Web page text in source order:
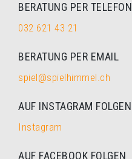
BERATUNG PER TELEFON
032 621 43 21
BERATUNG PER EMAIL
spiel@spielhimmel.ch
AUF INSTAGRAM FOLGEN
Instagram
AUF FACEBOOK FOLGEN